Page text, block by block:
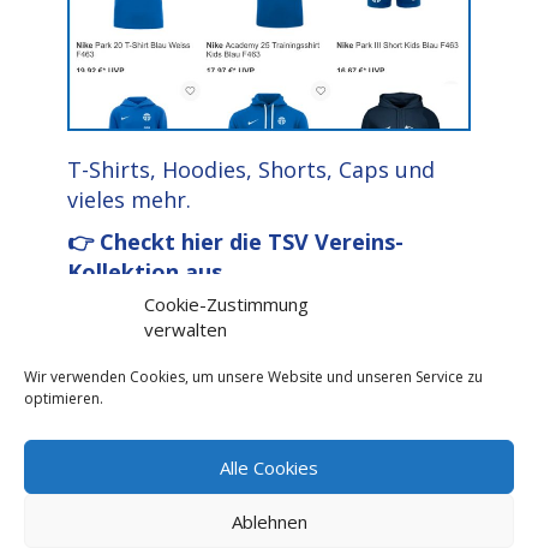
Cookie-Zustimmung
verwalten
Wir verwenden Cookies, um unsere Website und unseren Service zu
optimieren.
Alle Cookies
Ablehnen
T-Shirts, Hoodies, Shorts, Caps und
vieles mehr.
👉 Checkt hier die TSV Vereins-
Kollektion aus
Clubhaus Trimmelter Sportverein Trier e.V. I Kohlenstraße 55 I
54296 Trier I Telefon: 0651/15100